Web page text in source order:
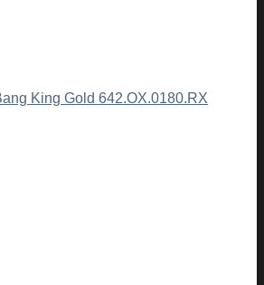
King Gold 642.OX.0180.RX